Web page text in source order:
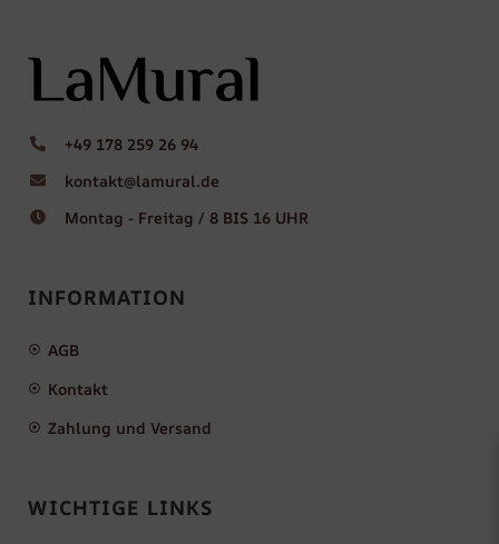
+49 178 259 26 94
kontakt@lamural.de
Montag - Freitag / 8 BIS 16 UHR
INFORMATION
AGB
Kontakt
Zahlung und Versand
WICHTIGE LINKS